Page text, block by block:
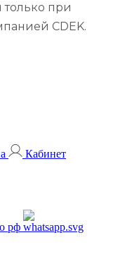
при
CDEK.
Кабинет
рф